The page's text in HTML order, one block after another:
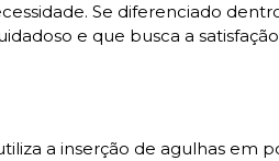
Se diferenciado
e que busca a
a inserção de agulhas em